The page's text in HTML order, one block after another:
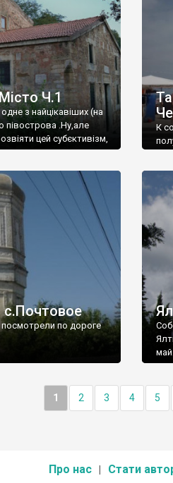
Ч.1
з найцікавіших (на
півострова .Ну,але
цей субєктивізм,
К
с.Почтовое
по дороге
1 2 3 4 5
Про нас Стати